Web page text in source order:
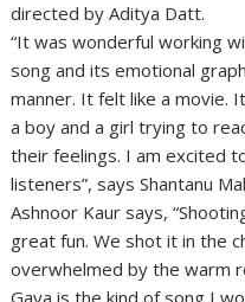
directed by Aditya Datt.
“It was wonderful working
song and its emotional
manner. It felt like a movie.
a boy and a girl trying to
their feelings. I am excited
listeners”, says Shantanu
Ashnoor Kaur says,
great fun. We shot it in the
overwhelmed by the warm